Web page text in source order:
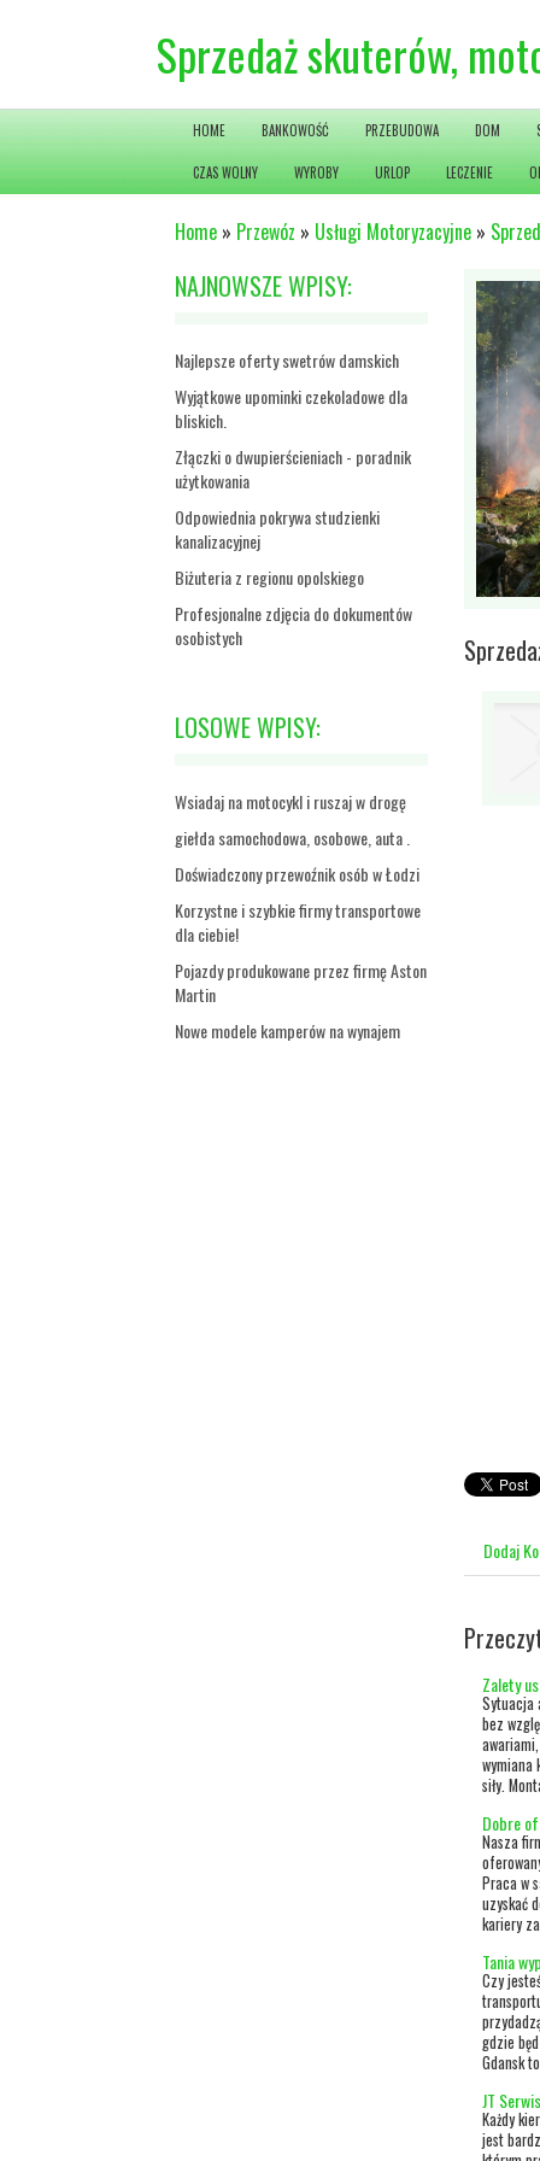
Sprzedaż skuterów,
HOME BANKOWOŚĆ PRZEBUDOWA DOM
CZAS WOLNY WYROBY URLOP LECZENIE
Home » Przewóz » Usługi Motoryzacyjne »
NAJNOWSZE WPISY:
Najlepsze oferty swetrów damskich
Wyjątkowe upominki czekoladowe dla
bliskich.
Złączki o dwupierścieniach - poradnik
użytkowania
Odpowiednia pokrywa studzienki
kanalizacyjnej
Biżuteria z regionu opolskiego
Profesjonalne zdjęcia do dokumentów
osobistych
LOSOWE WPISY:
Wsiadaj na motocykl i ruszaj w drogę
giełda samochodowa, osobowe, auta .
Doświadczony przewoźnik osób w Łodzi
Korzystne i szybkie firmy transportowe
dla ciebie!
Pojazdy produkowane przez firmę Aston
Martin
Nowe modele kamperów na wynajem
Dodaj
Zalety
Sytuacja
bez
wymiana
siły.
Dobre
Nasza
Praca w
uzyskać
kariery
Tania
Czy
gdzie
Gdansk
JT
Każdy
jest